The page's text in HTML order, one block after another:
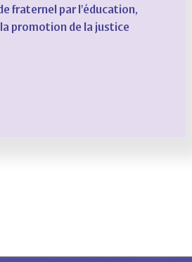
fraternel par l'éducation,
promotion de la justice